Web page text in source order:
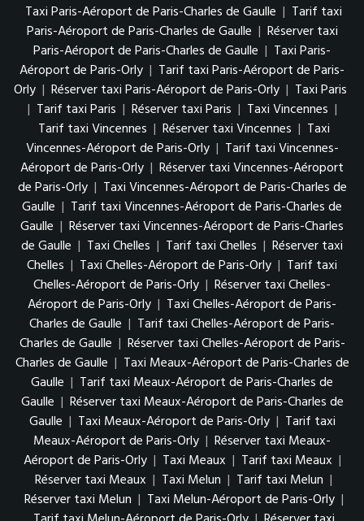
Taxi Paris-Aéroport de Paris-Charles de Gaulle | Tarif taxi
Paris-Aéroport de Paris-Charles de Gaulle | Réserver taxi
Paris-Aéroport de Paris-Charles de Gaulle | Taxi Paris-
Aéroport de Paris-Orly | Tarif taxi Paris-Aéroport de Paris-
Orly | Réserver taxi Paris-Aéroport de Paris-Orly | Taxi Paris
| Tarif taxi Paris | Réserver taxi Paris | Taxi Vincennes |
Tarif taxi Vincennes | Réserver taxi Vincennes | Taxi
Vincennes-Aéroport de Paris-Orly | Tarif taxi Vincennes-
Aéroport de Paris-Orly | Réserver taxi Vincennes-Aéroport
de Paris-Orly | Taxi Vincennes-Aéroport de Paris-Charles de
Gaulle | Tarif taxi Vincennes-Aéroport de Paris-Charles de
Gaulle | Réserver taxi Vincennes-Aéroport de Paris-Charles
de Gaulle | Taxi Chelles | Tarif taxi Chelles | Réserver taxi
Chelles | Taxi Chelles-Aéroport de Paris-Orly | Tarif taxi
Chelles-Aéroport de Paris-Orly | Réserver taxi Chelles-
Aéroport de Paris-Orly | Taxi Chelles-Aéroport de Paris-
Charles de Gaulle | Tarif taxi Chelles-Aéroport de Paris-
Charles de Gaulle | Réserver taxi Chelles-Aéroport de Paris-
Charles de Gaulle | Taxi Meaux-Aéroport de Paris-Charles de
Gaulle | Tarif taxi Meaux-Aéroport de Paris-Charles de
Gaulle | Réserver taxi Meaux-Aéroport de Paris-Charles de
Gaulle | Taxi Meaux-Aéroport de Paris-Orly | Tarif taxi
Meaux-Aéroport de Paris-Orly | Réserver taxi Meaux-
Aéroport de Paris-Orly | Taxi Meaux | Tarif taxi Meaux |
Réserver taxi Meaux | Taxi Melun | Tarif taxi Melun |
Réserver taxi Melun | Taxi Melun-Aéroport de Paris-Orly |